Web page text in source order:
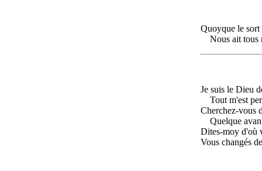
Quoyque le
Nous ait tous
Je suis le Dieu
Tout m'est
Cherchez-vous
Quelque
Dites-moy d'où
Vous changés